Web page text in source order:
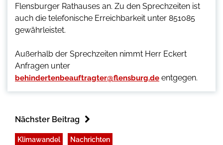
Flensburger Rathauses an. Zu den Sprechzeiten ist
auch die telefonische Erreichbarkeit unter 851085
gewährleistet.
Außerhalb der Sprechzeiten nimmt Herr Eckert
Anfragen unter
behindertenbeauftragter@flensburg.de entgegen.
Nächster Beitrag
Klimawandel Nachrichten